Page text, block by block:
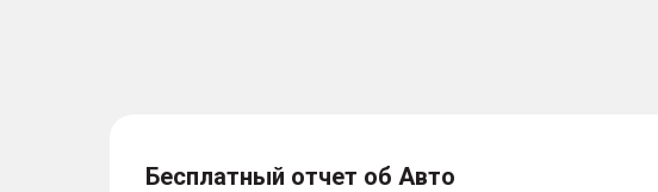
Бесплатный отчет об Авто